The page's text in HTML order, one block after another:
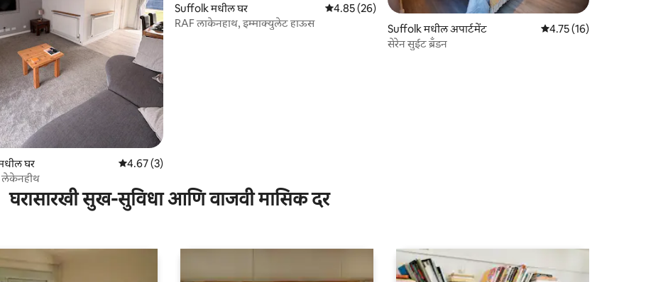
40 रिव्ह्यूज
घर 5 पैकी 4.67 सरासरी रेटिंग, 3 रिव्ह्यूज
4.67 (3)
Suffolk मधील घर 5 पैकी 4.85 सरासरी रेटिंग, 26 रिव्ह्यूज
4.85 (26)
RAF लाकेनहाथ, इम्माक्युलेट हाऊस
Suffolk मधील अपार्टमेंट 5 पैकी 4.75 सरासरी रेटिंग,
4.75 (16)
सेरेन सुईट ब्रॅंडन
घरासारखी सुख-सुविधा आणि वाजवी मासिक दर